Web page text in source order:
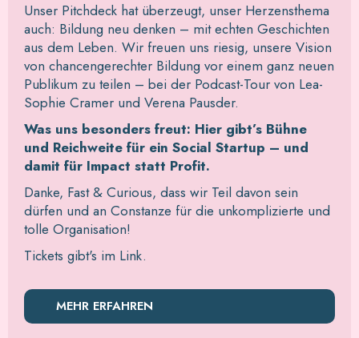
Unser Pitchdeck hat überzeugt, unser Herzensthema
auch: Bildung neu denken – mit echten Geschichten
aus dem Leben. Wir freuen uns riesig, unsere Vision
von chancengerechter Bildung vor einem ganz neuen
Publikum zu teilen – bei der Podcast-Tour von Lea-
Sophie Cramer und Verena Pausder.
Was uns besonders freut: Hier gibt’s Bühne
und Reichweite für ein Social Startup – und
damit für Impact statt Profit.
Danke, Fast & Curious, dass wir Teil davon sein
dürfen und an Constanze für die unkomplizierte und
tolle Organisation!
Tickets gibt's im Link.
MEHR ERFAHREN